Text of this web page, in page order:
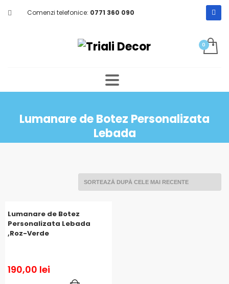
Comenzi telefonice: 0771 360 090
Lumanare de Botez Personalizata
Lebada
Lumanare de Botez
Personalizata Lebada
,Roz-Verde
190,00 lei